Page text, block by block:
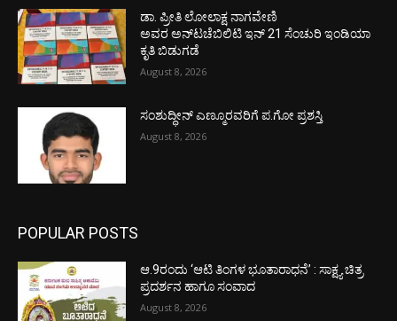
ಡಾ. ಪ್ರೀತಿ ಲೋಲಾಕ್ಷ ನಾಗವೇಣಿ
ಅವರ ಅನ್‌ಟಚೆಬಿಲಿಟಿ ಇನ್ 21 ಸೆಂಚುರಿ ಇಂಡಿಯಾ
ಕೃತಿ ಬಿಡುಗಡೆ
August 8, 2026
ಸಂಶುದ್ಧೀನ್ ಎಣ್ಮೂರವರಿಗೆ ಪ.ಗೋ ಪ್ರಶಸ್ತಿ
August 8, 2026
POPULAR POSTS
ಆ.9ರಂದು ‘ಆಟಿ ತಿಂಗಳ ಭೂತಾರಾಧನೆ’ : ಸಾಕ್ಷ್ಯ ಚಿತ್ರ
ಪ್ರದರ್ಶನ ಹಾಗೂ ಸಂವಾದ
August 8, 2026